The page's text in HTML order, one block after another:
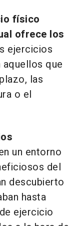
físico
ofrece los
ejercicios
que
las
o el
un entorno
del
descubierto
hasta
ejercicio